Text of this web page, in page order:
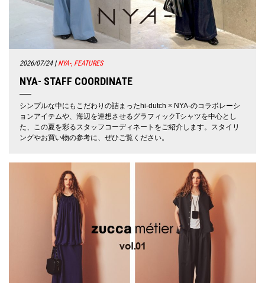
2026/07/24| NYA-, FEATURES
NYA- STAFF COORDINATE
シンプルな中にもこだわりの詰まったhi-dutch × NYA-のコラボレーシ
ョンアイテムや、海辺を連想させるグラフィックTシャツを中心とし
た、この夏を彩るスタッフコーディネートをご紹介します。スタイリ
ングやお買い物の参考に、ぜひご覧ください。